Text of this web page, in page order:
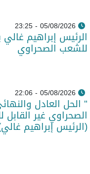
05/08/2026 - 23:25
الرئيس إبراهيم غالي
للشعب الصحراوي
05/08/2026 - 22:06
" الحل العادل
الصحراوي غير
(الرئيس إبراهيم